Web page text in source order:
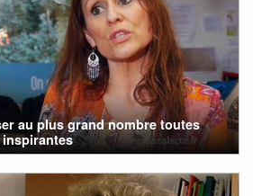
au plus grand nombre toutes